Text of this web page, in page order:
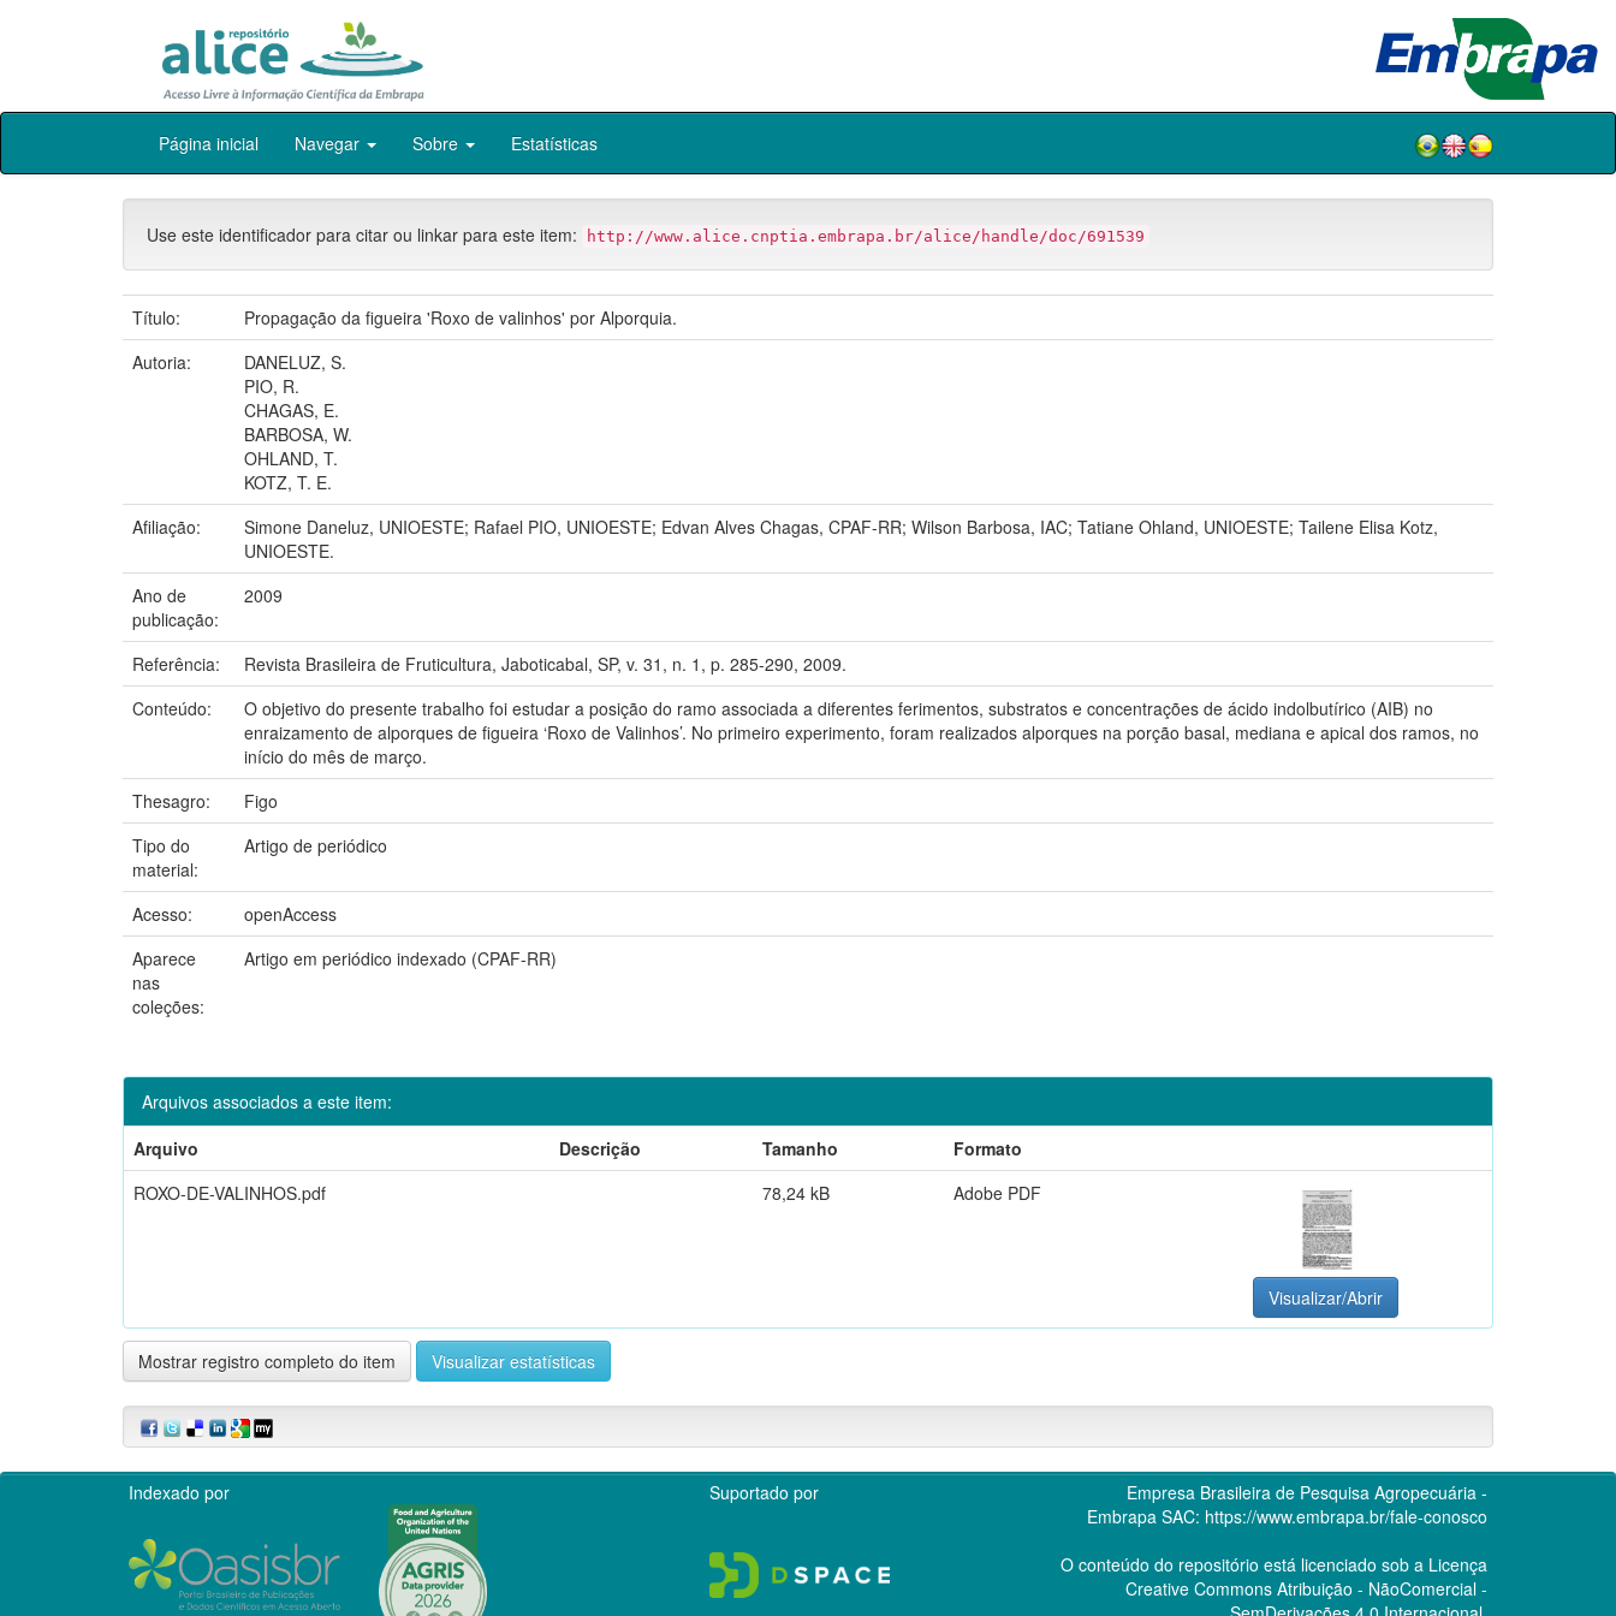
Skip
Página inicial Navegar Sobre Estatísticas
Use este identificador para citar ou linkar para este item: http://www.alice.cnptia.embrapa.br/alice/handle/doc/691539
Título:
Propagação da figueira 'Roxo de valinhos' por Alporquia.
Autoria:
DANELUZ, S.
PIO, R.
CHAGAS, E.
BARBOSA, W.
OHLAND, T.
KOTZ, T. E.
Afiliação:
Simone Daneluz, UNIOESTE; Rafael PIO, UNIOESTE; Edvan Alves Chagas, CPAF-RR; Wilson Barbosa, IAC; Tatiane Ohland, UNIOESTE; Tailene Elisa Kotz,
UNIOESTE.
Ano de
publicação:
2009
Referência:
Revista Brasileira de Fruticultura, Jaboticabal, SP, v. 31, n. 1, p. 285-290, 2009.
Conteúdo:
O objetivo do presente trabalho foi estudar a posição do ramo associada a diferentes ferimentos, substratos e concentrações de ácido indolbutírico (AIB) no
enraizamento de alporques de figueira ‘Roxo de Valinhos’. No primeiro experimento, foram realizados alporques na porção basal, mediana e apical dos ramos, no
início do mês de março.
Thesagro:
Figo
Tipo do
material:
Artigo de periódico
Acesso:
openAccess
Aparece
nas
coleções:
Artigo em periódico indexado (CPAF-RR)
Arquivos associados a este item:
Arquivo
Descrição Tamanho
Formato
ROXO-DE-VALINHOS.pdf
78,24 kB Adobe PDF
Visualizar/Abrir
Mostrar registro completo do item Visualizar estatísticas
Indexado por Suportado por
Empresa Brasileira de Pesquisa Agropecuária -
Embrapa SAC: https://www.embrapa.br/fale-conosco
O conteúdo do repositório está licenciado sob a Licença
Creative CommonsAtribuição - NãoComercial -